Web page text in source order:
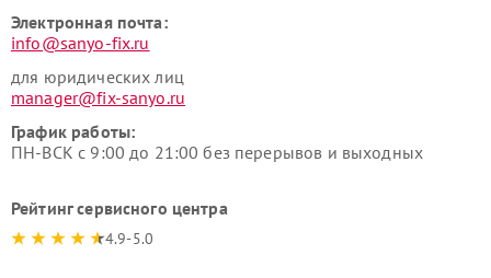
Электронная почта:
info@sanyo-fix.ru
для юридических лиц
manager@fix-sanyo.ru
График работы:
ПН-ВСК с 9:00 до 21:00 без перерывов и выходных
Рейтинг сервисного центра
4.9-5.0